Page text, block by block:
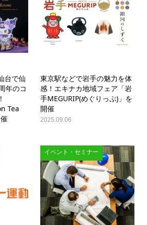
台で仙
年のコ
Tea
東京駅などで岩手の魅力を体
感！エキナカ地域フェア「岩
手MEGURIP(めぐりっぷ)」を
開催
2025.09.06
イベント・セミナー